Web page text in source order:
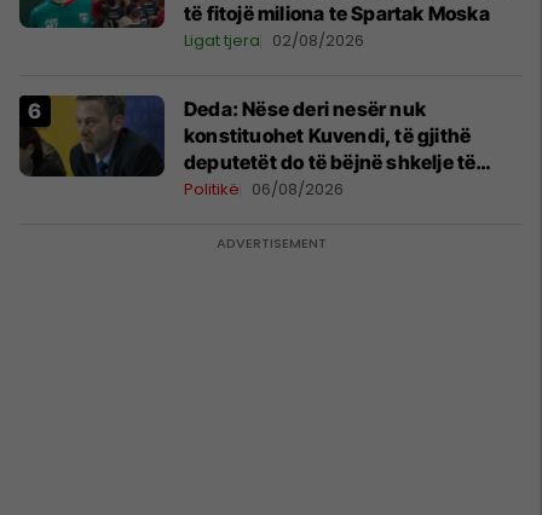
të fitojë miliona te Spartak Moska
Ligat tjera 02/08/2026
Deda: Nëse deri nesër nuk
konstituohet Kuvendi, të gjithë
deputetët do të bëjnë shkelje të
rëndë kushtetuese
Politikë 06/08/2026